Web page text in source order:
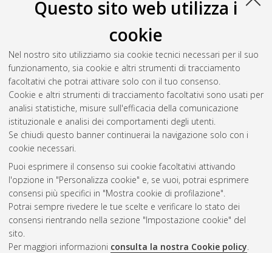
Questo sito web utilizza i
cookie
Nel nostro sito utilizziamo sia cookie tecnici necessari per il suo
funzionamento, sia cookie e altri strumenti di tracciamento
facoltativi che potrai attivare solo con il tuo consenso.
Cookie e altri strumenti di tracciamento facoltativi sono usati per
analisi statistiche, misure sull'efficacia della comunicazione
istituzionale e analisi dei comportamenti degli utenti.
Se chiudi questo banner continuerai la navigazione solo con i
cookie necessari.
Puoi esprimere il consenso sui cookie facoltativi attivando
l'opzione in "Personalizza cookie" e, se vuoi, potrai esprimere
consensi più specifici in "Mostra cookie di profilazione".
Potrai sempre rivedere le tue scelte e verificare lo stato dei
consensi rientrando nella sezione "Impostazione cookie" del
sito.
Per maggiori informazioni consulta la nostra Cookie policy.
Gestione del documento:
Atom
Rss 1.0
Rss 2.0
ISSN: 2038-7946